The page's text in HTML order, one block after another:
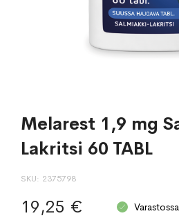
Melarest 1,9 mg
Lakritsi 60 TABL
SKU 2375798
19,25 € Varastossa